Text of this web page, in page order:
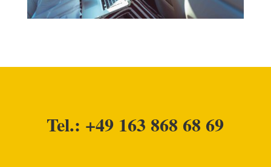
Tel.: +49 163 868 68 69